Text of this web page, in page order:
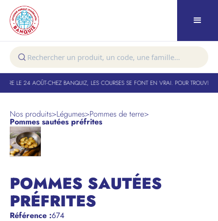
LE 24 AOÛT-CHEZ BANQUIZ, LES COURSES SE FONT EN VRAI. POUR TROUVER
Nos produits>Légumes>Pommes de terre>
Pommes sautées préfrites
POMMES SAUTÉES
PRÉFRITES
Référence :674